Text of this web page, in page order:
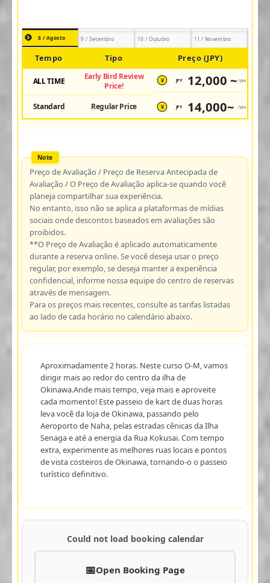
8 / Agosto 9 / Setembro 10 / Outubro 11 / Novembro
Tempo Tipo Preço (JPY)
ALL TIME
Early Bird Review
Price!
¥ JPY 12,000 ~ /pax
Standard Regular Price ¥ JPY 14,000~ /pax
Preço de Avaliação / Preço de Reserva Antecipada de
Avaliação / O Preço de Avaliação aplica-se quando você
planeja compartilhar sua experiência.
No entanto, isso não se aplica a plataformas de mídias
sociais onde descontos baseados em avaliações são
proibidos.
**O Preço de Avaliação é aplicado automaticamente
durante a reserva online. Se você deseja usar o preço
regular, por exemplo, se deseja manter a experiência
confidencial, informe nossa equipe do centro de reservas
através de mensagem.
Para os preços mais recentes, consulte as tarifas listadas
ao lado de cada horário no calendário abaixo.
Aproximadamente 2 horas. Neste curso O-M, vamos
dirigir mais ao redor do centro da ilha de
Okinawa.Ande mais tempo, veja mais e aproveite
cada momento! Este passeio de kart de duas horas
leva você da loja de Okinawa, passando pelo
Aeroporto de Naha, pelas estradas cênicas da Ilha
Senaga e até a energia da Rua Kokusai. Com tempo
extra, experimente as melhores ruas locais e pontos
de vista costeiros de Okinawa, tornando-o o passeio
turístico definitivo.
Could not load booking calendar
Open Booking Page